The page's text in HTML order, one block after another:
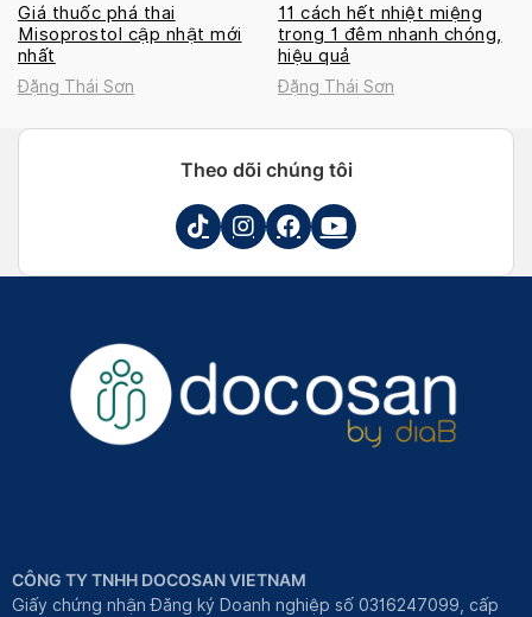
Giá thuốc phá thai
Misoprostol cập nhật mới
nhất
Đặng Thái Sơn
11 cách hết nhiệt miệng
trong 1 đêm nhanh chóng,
hiệu quả
Đặng Thái Sơn
Theo dõi chúng tôi
CÔNG TY TNHH DOCOSAN VIETNAM
Giấy chứng nhận Đăng ký Doanh nghiệp số 0316247099, cấp